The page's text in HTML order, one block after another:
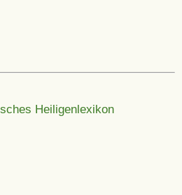
Heiligenlexikon